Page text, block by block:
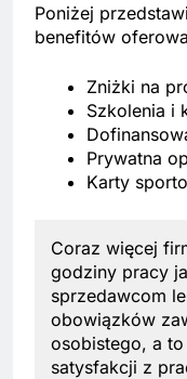
Poniżej
benefitów
Zniżki na
Szkolenia i
Prywatna
Karty
Coraz więcej
godziny pracy
sprzedawcom
obowiązków
osobistego, a
satysfakcji z